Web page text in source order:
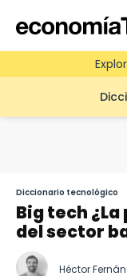
Diccionario tecnológico
Big tech
del sector
Héctor